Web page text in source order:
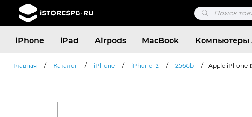
Поиск
товаров
iPhone iPad Airpods MacBook Компьютеры
Поиск
товаров
Главная / Каталог / iPhone / iPhone 12 / 256Gb / Apple iPhone